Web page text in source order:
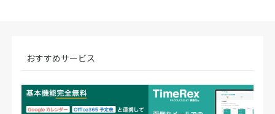
おすすめサービス